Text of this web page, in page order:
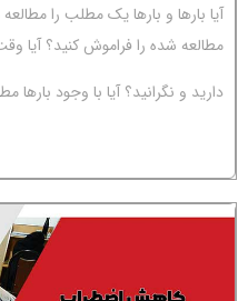
آیا بارها و بارها یک مطلب را
مطالعه شده را فراموش کنید؟ آیا
دارید و نگرانید؟ آیا با وجود
می‌شوند؟ اگر جواب‌تان مثبت است،